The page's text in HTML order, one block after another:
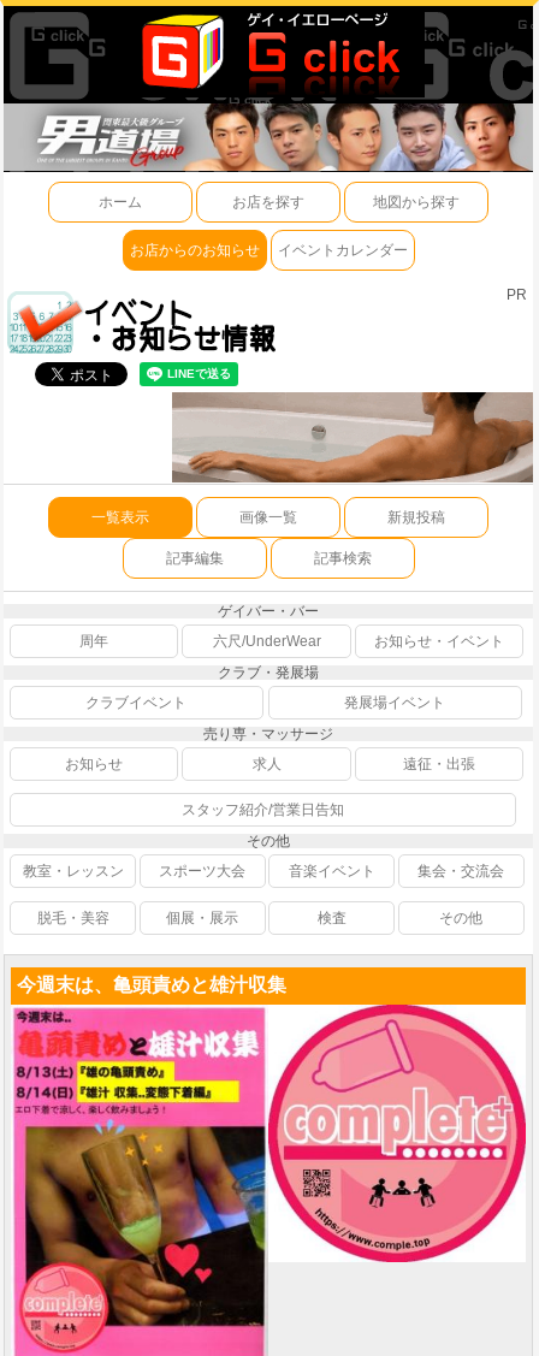
ホーム お店を探す 地図から探す
お店からのお知らせ イベントカレンダー
PR
一覧表示 画像一覧 新規投稿
記事編集 記事検索
ゲイバー・バー
周年
六尺/UnderWear
お知らせ・イベント
クラブ・発展場
クラブイベント
発展場イベント
売り専・マッサージ
お知らせ
求人 遠征・出張
スタッフ紹介/営業日告知
その他
教室・レッスン
スポーツ大会 音楽イベント 集会・交流会
脱毛・美容 個展・展示 検査 その他
今週末は、亀頭責めと雄汁収集